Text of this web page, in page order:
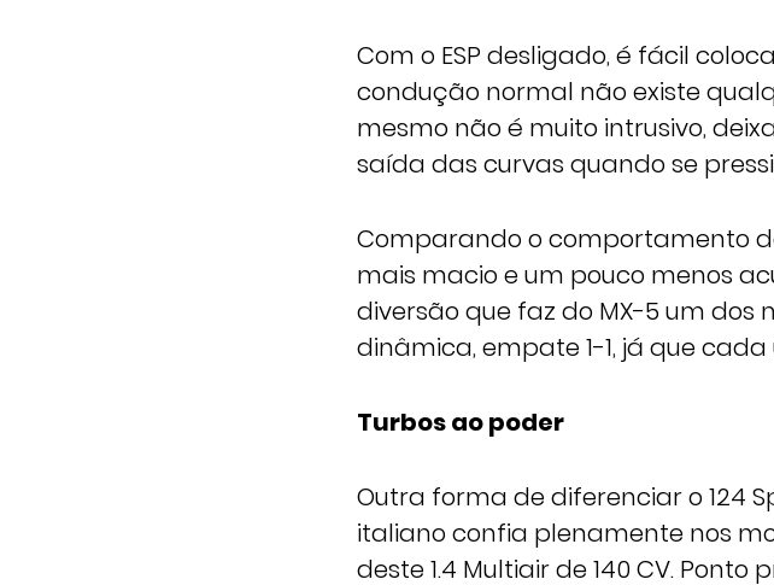
Com o ESP desligado, é fácil
condução normal não existe
mesmo não é muito intrusivo,
saída das curvas quando se
Comparando o comportamento
mais macio e um pouco menos
diversão que faz do MX-5 um dos
dinâmica, empate 1-1, já que
Turbos ao poder
Outra forma de diferenciar o 124
italiano confia plenamente nos
deste 1.4 Multiair de 140 CV.